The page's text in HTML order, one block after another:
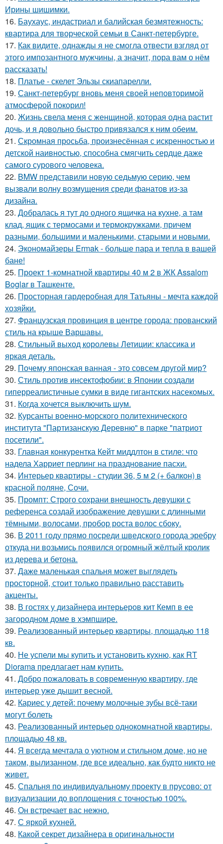
Ирины шишимки.
16. Баухаус, индастриал и балийская безмятежность:
квартира для творческой семьи в Санкт-петербурге.
17. Как видите, однажды я не смогла отвести взгляд от
этого импозантного мужчины, а значит, пора вам о нём
рассказать!
18. Платье - скелет Эльзы скиапарелли.
19. Санкт-петербург вновь меня своей неповторимой
атмосферой покорил!
20. Жизнь свела меня с женщиной, которая одна растит
дочь, и я довольно быстро привязался к ним обеим.
21. Скромная просьба, произнесённая с искренностью и
детской наивностью, способна смягчить сердце даже
самого сурового человека.
22. BMW представили новую седьмую серию, чем
вызвали волну возмущения среди фанатов из-за
дизайна.
23. Добралась я тут до одного ящичка на кухне, а там
клад, ящик с термосами и термокружками, причем
разными, большими и маленькими, старыми и новыми.
24. Экономайзеры Ermak - больше пара и тепла в вашей
бане!
25. Проект 1-комнатной квартиры 40 м 2 в ЖК Assalom
Boglar в Ташкенте.
26. Просторная гардеробная для Татьяны - мечта каждой
хозяйки.
27. Французская провинция в центре города: прованский
стиль на крыше Варшавы.
28. Стильный выход королевы Летиции: классика и
яркая деталь.
29. Почему японская ванная - это совсем другой мир?
30. Стиль против инсектофобии: в Японии создали
гиперреалистичные сумки в виде гигантских насекомых.
31. Когда хочется выключить шум.
32. Курсанты военно-морского политехнического
института "Партизанскую Деревню" в парке "патриот
посетили".
33. Главная конкурентка Кейт миддлтон в стиле: что
надела Харриет перлинг на празднование пасхи.
34. Интерьер квартиры - студии 36, 5 м 2 (+ балкон) в
красной поляне, Сочи.
35. Промпт: Строго сохрани внешность девушки с
референса создай изображение девушки с длинными
тёмными, волосами, пробор роста волос сбоку.
36. В 2011 году прямо посреди шведского города эребру
откуда ни возьмись появился огромный жёлтый кролик
из дерева и бетона.
37. Даже маленькая спальня может выглядеть
просторной, стоит только правильно расставить
акценты.
38. В гостях у дизайнера интерьеров кит Кемп в ее
загородном доме в хэмпшире.
39. Реализованный интерьер квартиры, площадью 118
кв.
40. Не успели мы купить и установить кухню, как RT
Diorama предлагает нам купить.
41. Добро пожаловать в современную квартиру, где
интерьер уже дышит весной.
42. Кариес у детей: почему молочные зубы всё-таки
могут болеть
43. Реализованный интерьер однокомнатной квартиры,
площадью 48 кв.
44. Я всегда мечтала о уютном и стильном доме, но не
таком, вылизанном, где все идеально, как будто никто не
живет.
45. Спальня по индивидуальному проекту в прусово: от
визуализации до воплощения с точностью 100%.
46. Он встречает вас нежно.
47. С яркой кухней.
48. Какой секрет дизайнера в оригинальности